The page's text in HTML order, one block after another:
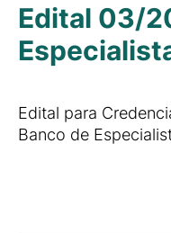
Edital 03/
Edital para
Banco de